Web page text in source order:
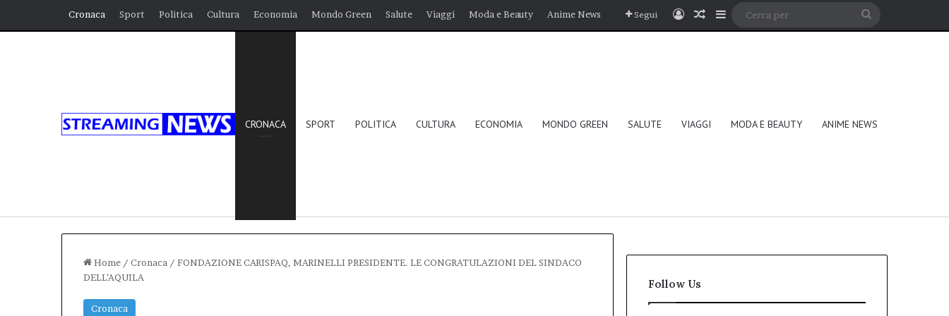
Cronaca Sport Politica Cultura Economia Mondo Green Salute Viaggi Moda e Beauty Anime News Segui AccediUn articolo a caso
Barra laterale
CRONACA SPORT POLITICA CULTURA ECONOMIA MONDO GREEN SALUTE VIAGGI MODA E BEAUTY ANIME NEWS
Home / Cronaca / FONDAZIONE CARISPAQ, MARINELLI PRESIDENTE. LE CONGRATULAZIONI DEL SINDACO
DELL’AQUILA
Cronaca
Follow Us